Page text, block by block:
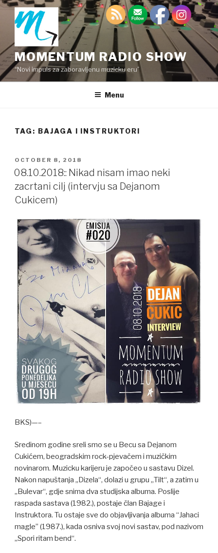
Skip
content
MOMENTUM RADIO SHOW
“Novi impuls za zaboravljenu muzicku eru”
Menu
TAG: BAJAGA I INSTRUKTORI
POSTED
ON
OCTOBER 8, 2018
08.10.2018:: Nikad nisam imao neki
zacrtani cilj (intervju sa Dejanom
Cukicem)
BKS)—–
Sredinom godine sreli smo se u Becu sa Dejanom
Cukićem, beogradskim rock-pjevačem i muzičkim
novinarom. Muzicku karijeru je započeo u sastavu Dizel.
Nakon napuštanja „Dizela“, dolazi u grupu „Tilt“, a zatim u
„Bulevar“, gdje snima dva studijska albuma. Poslije
raspada sastava (1982.), postaje član Bajage i
Instruktora. Tu ostaje sve do objavljivanja albuma “Jahaci
magle” (1987.), kada osniva svoj novi sastav, pod nazivom
„Spori ritam bend“.